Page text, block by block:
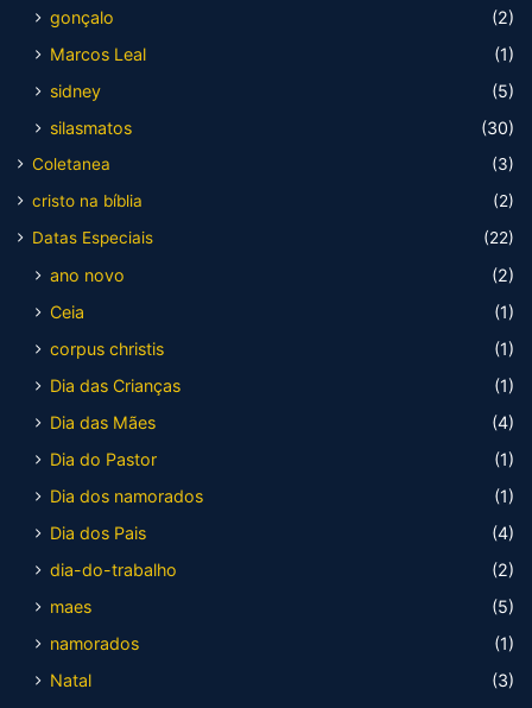
gonçalo
(2)
Marcos Leal
(1)
sidney
(5)
silasmatos
(30)
Coletanea
(3)
cristo na bíblia
(2)
Datas Especiais
(22)
ano novo
(2)
Ceia
(1)
corpus christis
(1)
Dia das Crianças
(1)
Dia das Mães
(4)
Dia do Pastor
(1)
Dia dos namorados
(1)
Dia dos Pais
(4)
dia-do-trabalho
(2)
maes
(5)
namorados
(1)
Natal
(3)